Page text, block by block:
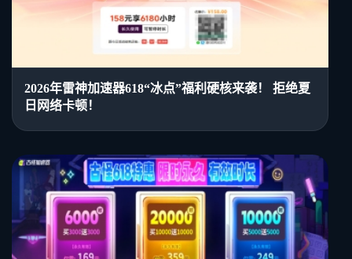
2026年雷神加速器618“冰点”福利硬核来袭！ 拒绝夏
日网络卡顿！